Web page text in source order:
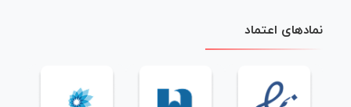
نمادهای اعتماد